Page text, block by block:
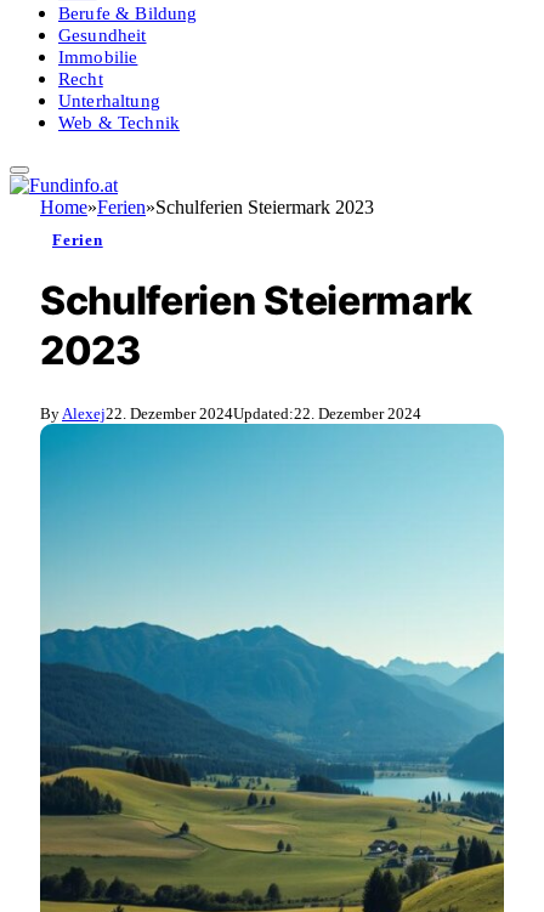
Berufe & Bildung
Gesundheit
Immobilie
Recht
Unterhaltung
Web & Technik
Home»Ferien»Schulferien Steiermark 2023
Ferien
Schulferien Steiermark
2023
By Alexej22. Dezember 2024Updated:22. Dezember 2024